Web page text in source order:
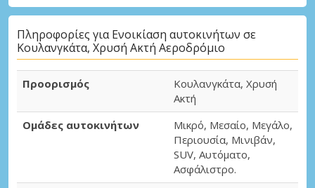
Πληροφορίες για Ενοικίαση αυτοκινήτων σε
Κουλανγκάτα, Χρυσή Ακτή Αεροδρόμιο
Προορισμός
Κουλανγκάτα, Χρυσή
Ακτή
Ομάδες αυτοκινήτων
Μικρό, Μεσαίο, Μεγάλο,
Περιουσία, Μινιβάν,
SUV, Αυτόματο,
Ασφάλιστρο.